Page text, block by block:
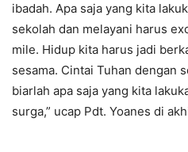
ibadah. Apa saja yang kita
sekolah dan melayani harus
mile. Hidup kita harus jadi
sesama. Cintai Tuhan dengan
biarlah apa saja yang kita
surga,” ucap Pdt. Yoanes di